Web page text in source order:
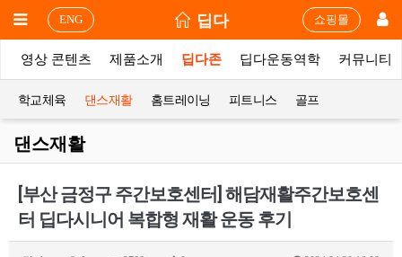
ENG 딥다 쇼핑몰
영상 콘텐츠 제품소개 딥다존 딥다운동역학 커뮤니티
학교체육 댄스재활 홈트레이닝 피트니스 골프
댄스재활
[부산 금정구 주간보호센터] 해담재활주간보호센
터 딥다시니어 복합형 재활 운동 후기